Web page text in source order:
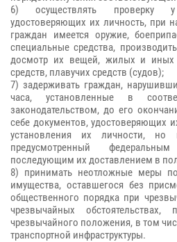
6) осуществлять проверку
удостоверяющих их личность, при
граждан имеется оружие,
специальные средства,
досмотр их вещей, жилых и иных
средств, плавучих средств (судов);
7) задерживать граждан,
часа, установленные в
законодательством, до его
себе документов, удостоверяющих
установления их личности,
предусмотренный
последующим их доставлением в
8) принимать неотложные меры
имущества, оставшегося без
общественного порядка при
чрезвычайных
чрезвычайного положения, в том
транспортной инфраструктуры.